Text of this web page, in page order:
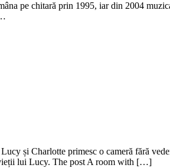
pe chitară prin 1995, iar din 2004
și Charlotte primesc o cameră fără
vieții lui Lucy. The post A room with […]